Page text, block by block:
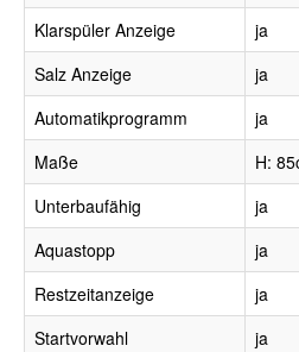
Klarspüler Anzeige
ja
Salz Anzeige
ja
Automatikprogramm
ja
Maße
H:
Unterbaufähig
ja
Aquastopp
ja
Restzeitanzeige
ja
Startvorwahl
ja